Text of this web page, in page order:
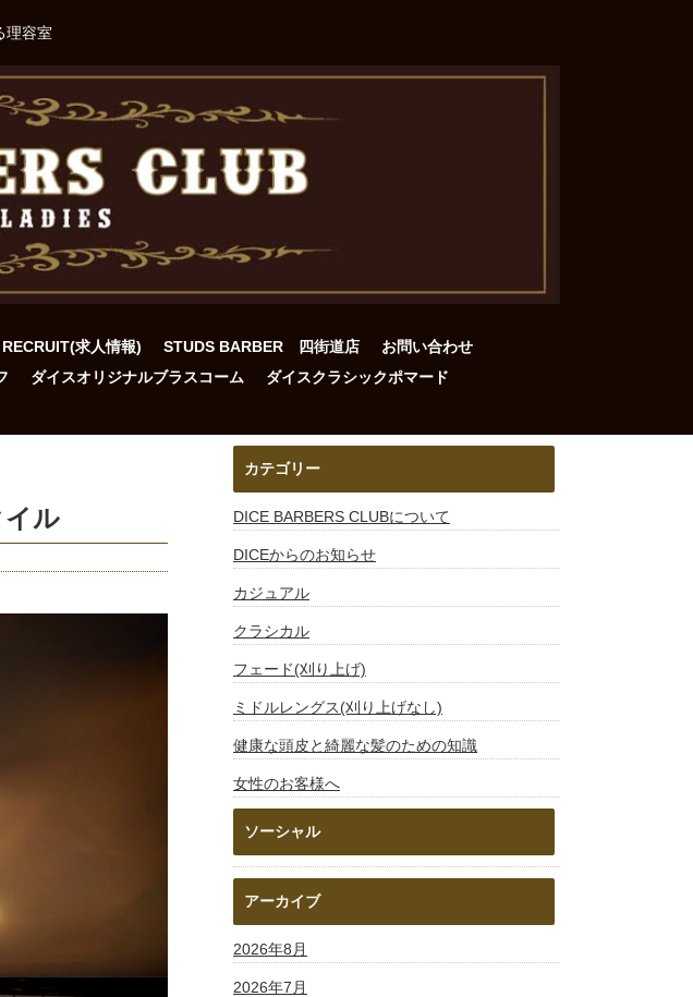
理容室
RECRUIT(求人情報) STUDS BARBER 四街道店
お問い合わせ
ダイスオリジナルブラスコーム
ダイスクラシックポマード
ル
カテゴリー
DICE BARBERS CLUBについて
DICEからのお知らせ
カジュアル
クラシカル
フェード(刈り上げ)
ミドルレングス(刈り上げなし)
健康な頭皮と綺麗な髪のための知識
女性のお客様へ
ソーシャル
アーカイブ
2026年8月
2026年7月